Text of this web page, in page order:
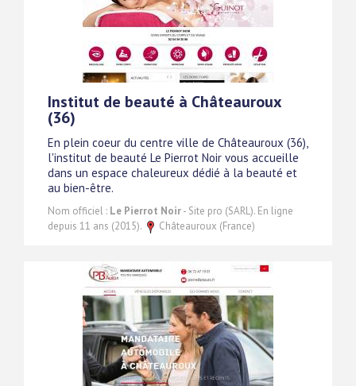
Institut de beauté à Châteauroux
(36)
En plein coeur du centre ville de Châteauroux (36),
l'institut de beauté Le Pierrot Noir vous accueille
dans un espace chaleureux dédié à la beauté et
au bien-être.
Nom officiel : Le Pierrot Noir- Site pro (SARL). En ligne
depuis 11 ans (2015).
Châteauroux (France)